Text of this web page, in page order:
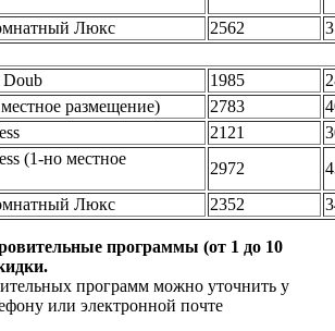
Люкс
2562
1985
размещение)
2783
2121
(1-но местное
2972
Люкс
2352
программы (от 1 до 10
программ можно уточнить у
или электронной почте